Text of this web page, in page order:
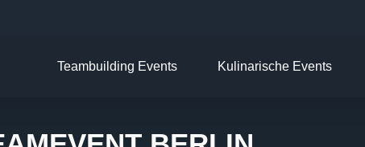
Teambuilding Events Kulinarische Events